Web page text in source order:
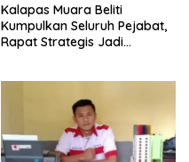
Kalapas Muara Beliti
Kumpulkan Seluruh Pejabat,
Rapat Strategis Jadi